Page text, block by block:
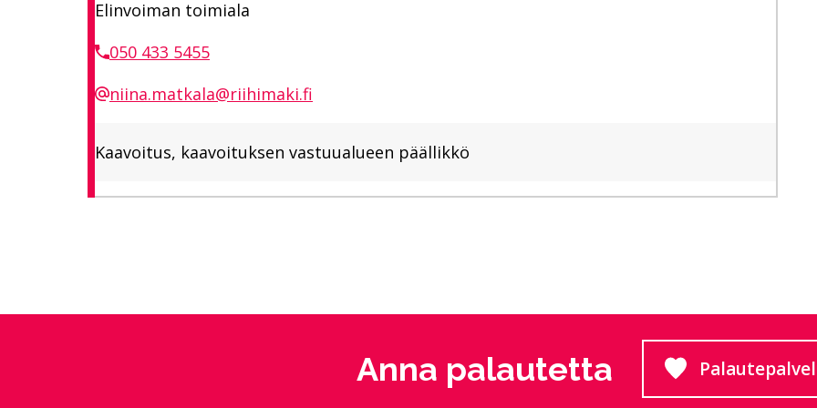
Elinvoiman toimiala
050 433 5455
niina.matkala@riihimaki.fi
Kaavoitus, kaavoituksen vastuualueen päällikkö
Anna palautetta Siirtyy